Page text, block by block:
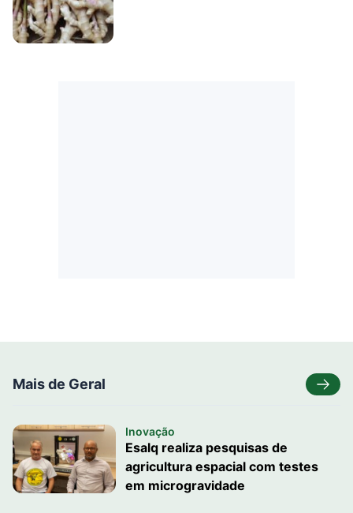
Mais de Geral
Inovação
Esalq realiza pesquisas de
agricultura espacial com testes
em microgravidade